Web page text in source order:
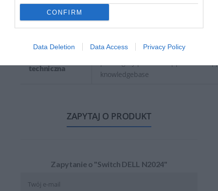
CONFIRM
Data Deletion Data Access Privacy Policy
Podmiot
odpowiedzialny
00-189 Warszawa
techniczna
https://www.dell.com/support/
knowledgebase
ZAPYTAJ O PRODUKT
Zapytanie o "Switch DELL N2024"